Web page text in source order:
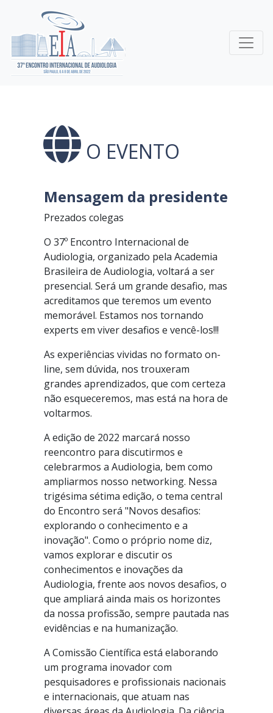
O EVENTO
Mensagem da presidente
Prezados colegas
O 37º Encontro Internacional de
Audiologia, organizado pela Academia
Brasileira de Audiologia, voltará a ser
presencial. Será um grande desafio, mas
acreditamos que teremos um evento
memorável. Estamos nos tornando
experts em viver desafios e vencê-los!!!
As experiências vividas no formato on-
line, sem dúvida, nos trouxeram
grandes aprendizados, que com certeza
não esqueceremos, mas está na hora de
voltarmos.
A edição de 2022 marcará nosso
reencontro para discutirmos e
celebrarmos a Audiologia, bem como
ampliarmos nosso networking. Nessa
trigésima sétima edição, o tema central
do Encontro será "Novos desafios:
explorando o conhecimento e a
inovação". Como o próprio nome diz,
vamos explorar e discutir os
conhecimentos e inovações da
Audiologia, frente aos novos desafios, o
que ampliará ainda mais os horizontes
da nossa profissão, sempre pautada nas
evidências e na humanização.
A Comissão Científica está elaborando
um programa inovador com
pesquisadores e profissionais nacionais
e internacionais, que atuam nas